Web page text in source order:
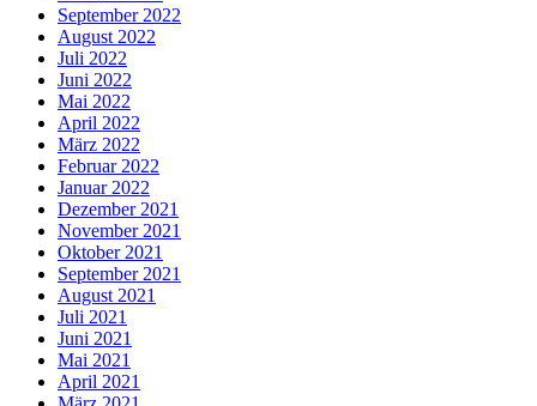
September 2022
August 2022
Juli 2022
Juni 2022
Mai 2022
April 2022
März 2022
Februar 2022
Januar 2022
Dezember 2021
November 2021
Oktober 2021
September 2021
August 2021
Juli 2021
Juni 2021
Mai 2021
April 2021